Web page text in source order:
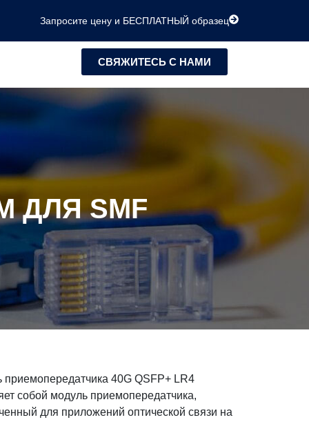
Запросите цену и БЕСПЛАТНЫЙ образец
СВЯЖИТЕСЬ С НАМИ
ДЛЯ SMF
приемопередатчика 40G QSFP+ LR4
собой модуль приемопередатчика,
для приложений оптической связи на